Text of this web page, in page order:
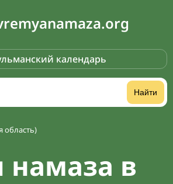
календарь
Найти
область)
намаза в